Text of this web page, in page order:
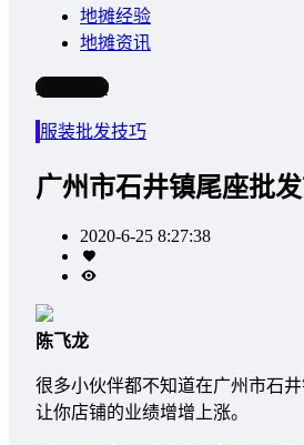
地摊经验
地摊资讯
写文章
服装批发技巧
广州市石井镇尾座批
2020-6-25 8:27:38
陈飞龙
很多小伙伴都不知道在广州市石
让你店铺的业绩增增上涨。